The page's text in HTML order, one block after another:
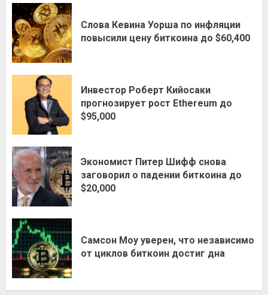
Слова Кевина Уорша по инфляции
повысили цену биткоина до $60,400
Инвестор Роберт Кийосаки
прогнозирует рост Ethereum до
$95,000
Экономист Питер Шифф снова
заговорил о падении биткоина до
$20,000
Самсон Моу уверен, что независимо
от циклов биткоин достиг дна